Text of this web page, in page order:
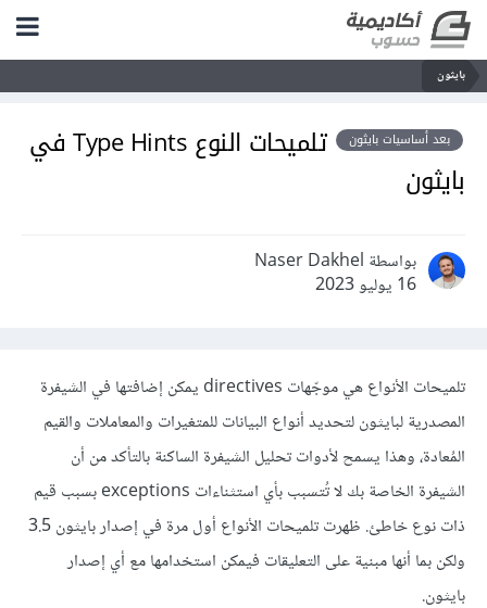
بايثون
بعد أساسيات بايثون
تلميحات النوع Type Hints في
بايثون
بواسطة Naser Dakhel
16 يوليو 2023
تلميحات الأنواع هي موجّهات directives يمكن إضافتها في الشيفرة
المصدرية لبايثون لتحديد أنواع البيانات للمتغيرات والمعاملات والقيم
المُعادة، وهذا يسمح لأدوات تحليل الشيفرة الساكنة بالتأكد من أن
الشيفرة الخاصة بك لا تُتسبب بأي استثناءات exceptions بسبب قيم
ذات نوع خاطئ. ظهرت تلميحات الأنواع أول مرة في إصدار بايثون 3.5
ولكن بما أنها مبنية على التعليقات فيمكن استخدامها مع أي إصدار
بايثون.